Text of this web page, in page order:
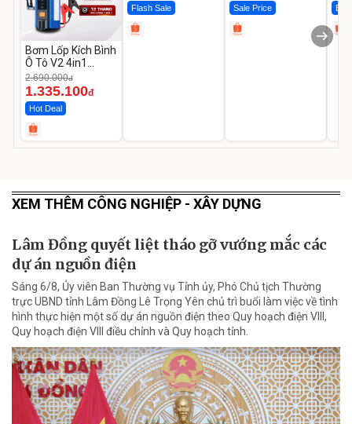
Bơm Lốp Kích Bình
Ô Tô V2 4in1
MEDICAR –
12.000mAh
2.690.000đ
1.335.100đ
Hot Deal
Flash Sale Sale Price
XEM THÊM CÔNG NGHIỆP - XÂY DỰNG
Lâm Đồng quyết liệt tháo gỡ vướng mắc các
dự án nguồn điện
Sáng 6/8, Ủy viên Ban Thường vụ Tỉnh ủy, Phó Chủ tịch Thường
trực UBND tỉnh Lâm Đồng Lê Trọng Yên chủ trì buổi làm việc về tình
hình thực hiện một số dự án nguồn điện theo Quy hoạch điện VIII,
Quy hoạch điện VIII điều chỉnh và Quy hoạch tỉnh.